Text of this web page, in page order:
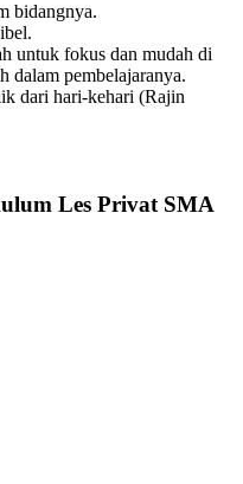
bidangnya.
untuk fokus dan mudah di
dalam pembelajaranya.
dari hari-kehari (Rajin
Les Privat SMA